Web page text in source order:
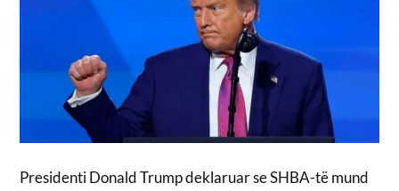
Presidenti Donald Trump deklaruar se SHBA-të mund